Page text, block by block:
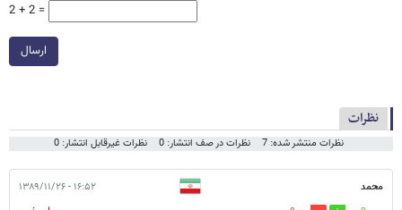
2 + 2 =
ارسال
نظرات
نظرات منتشر شده: 7 نظرات در صف انتشار: 0 نظرات غیرقابل انتشار: 0
محمد ۱۶:۵۲ - ۱۳۸۹/۱۱/۲۶